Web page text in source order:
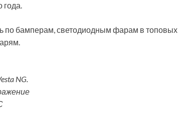
года.
по бамперам, светодиодным фарам в топовых
NG.